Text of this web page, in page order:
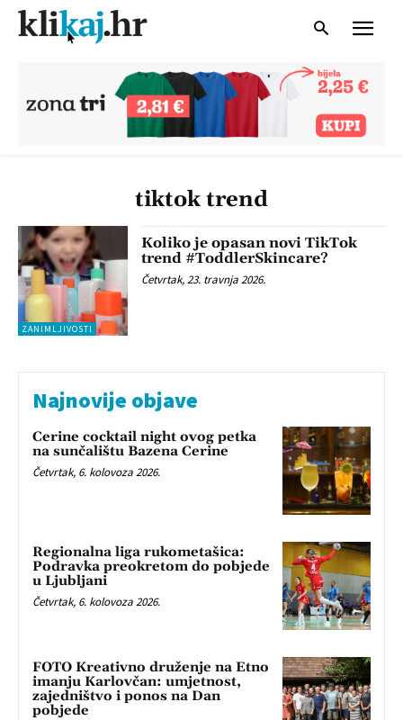
tiktok trend
ZANIMLJIVOSTI
Koliko je opasan novi TikTok
trend #ToddlerSkincare?
Četvrtak, 23. travnja 2026.
Najnovije objave
Cerine cocktail night ovog petka
na sunčalištu Bazena Cerine
Četvrtak, 6. kolovoza 2026.
Regionalna liga rukometašica:
Podravka preokretom do pobjede
u Ljubljani
Četvrtak, 6. kolovoza 2026.
FOTO Kreativno druženje na Etno
imanju Karlovčan: umjetnost,
zajedništvo i ponos na Dan
pobjede